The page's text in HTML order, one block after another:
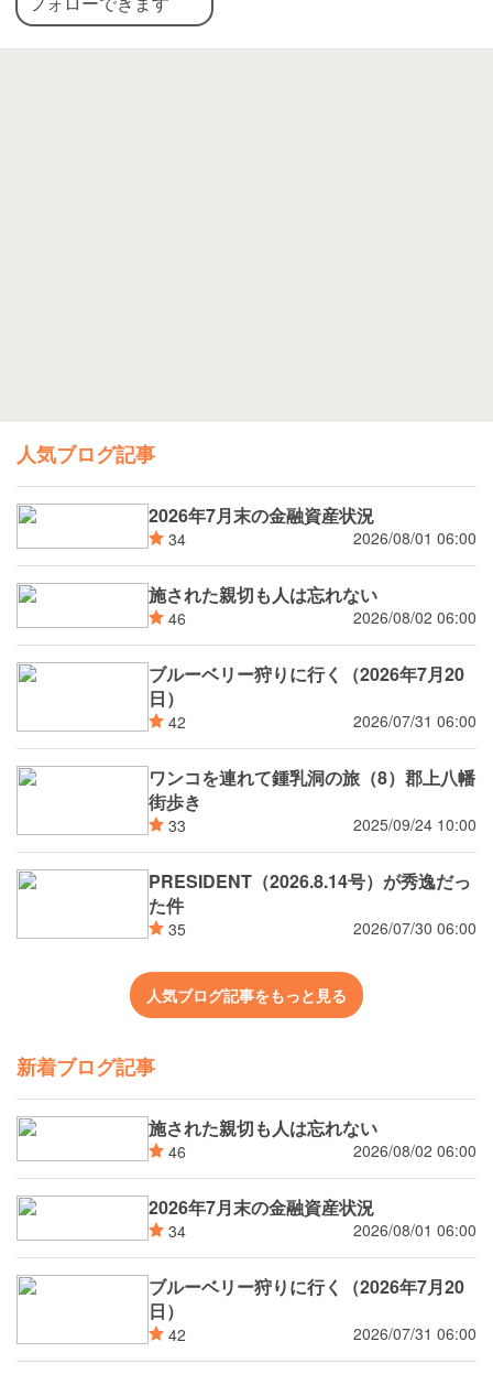
人気ブログ記事
2026年7月末の金融資産状況
34 2026/08/01 06:00
施された親切も人は忘れない
46 2026/08/02 06:00
ブルーベリー狩りに行く（2026年7月20
日）
42 2026/07/31 06:00
ワンコを連れて鍾乳洞の旅（8）郡上八幡
街歩き
33 2025/09/24 10:00
PRESIDENT（2026.8.14号）が秀逸だっ
た件
35 2026/07/30 06:00
人気ブログ記事をもっと見る
新着ブログ記事
施された親切も人は忘れない
46 2026/08/02 06:00
2026年7月末の金融資産状況
34 2026/08/01 06:00
ブルーベリー狩りに行く（2026年7月20
日）
42 2026/07/31 06:00